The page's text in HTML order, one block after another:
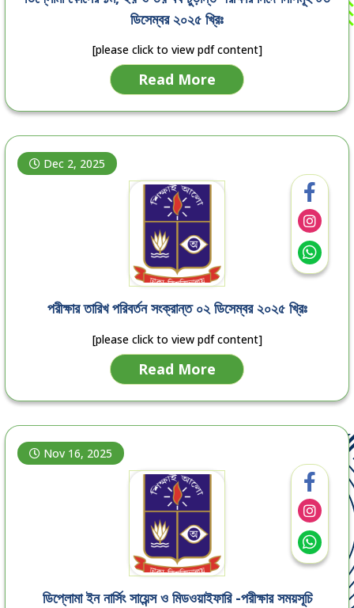
ডিসেম্বর ২০২৫ খ্রিঃ
[please click to view pdf content]
Read More
Dec 2, 2025
পরীক্ষার তারিখ পরিবর্তন সংক্রান্ত ০২ ডিসেম্বর ২০২৫ খ্রিঃ
[please click to view pdf content]
Read More
Nov 16, 2025
ডিপ্লোমা ইন নার্সিং সায়েন্স ও মিডওয়াইফারি -পরীক্ষার সময়সূচি